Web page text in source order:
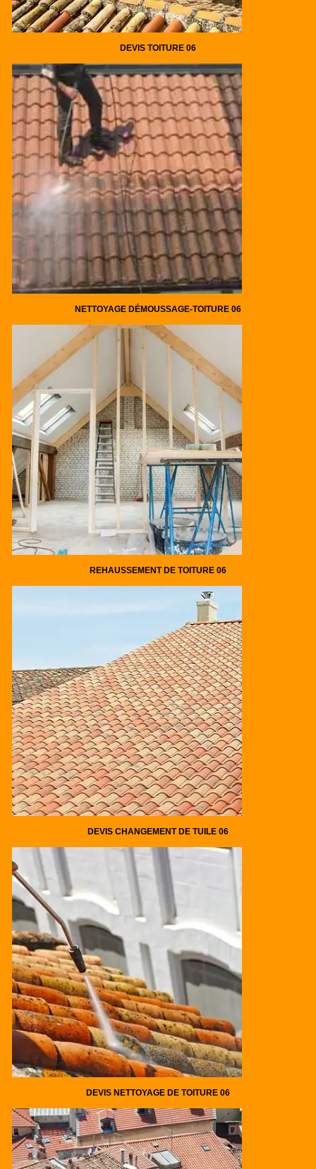
DEVIS TOITURE 06
NETTOYAGE DÉMOUSSAGE-TOITURE 06
REHAUSSEMENT DE TOITURE 06
DEVIS CHANGEMENT DE TUILE 06
DEVIS NETTOYAGE DE TOITURE 06